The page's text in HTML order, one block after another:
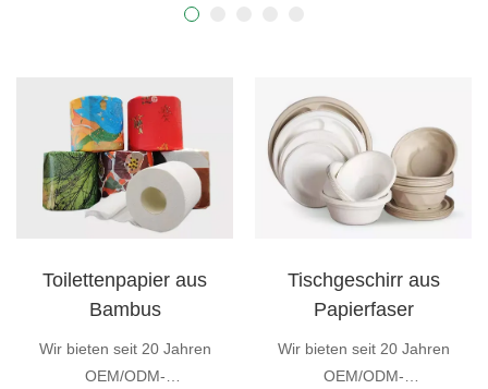
Toilettenpapier aus
Bambus
Wir bieten seit 20 Jahren
OEM/ODM-
Tischgeschirr aus
Papierfaser
Wir bieten seit 20 Jahren
OEM/ODM-